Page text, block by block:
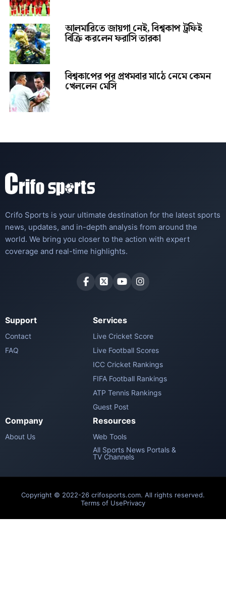
আলমারিতে জায়গা নেই, বিশ্বকাপ ট্রফিই
বিক্রি করলেন ফরাসি তারকা
বিশ্বকাপের পর প্রথমবার মাঠে নেমে কেমন
খেললেন মেসি
Crifo Sports is your ultimate destination for the latest sports
news, updates, and in-depth analysis from around the
world. We bring you closer to the action with expert
coverage and real-time highlights.
Support
Contact
FAQ
Services
Live Cricket Score
Live Football Scores
ICC Cricket Rankings
FIFA Football Rankings
ATP Tennis Rankings
Guest Post
Company
About Us
Resources
Web Tools
All Sports News Portals &
TV Channels
Copyright © 2022-26 crifosports.com. All rights reserved.
Terms of UsePrivacy